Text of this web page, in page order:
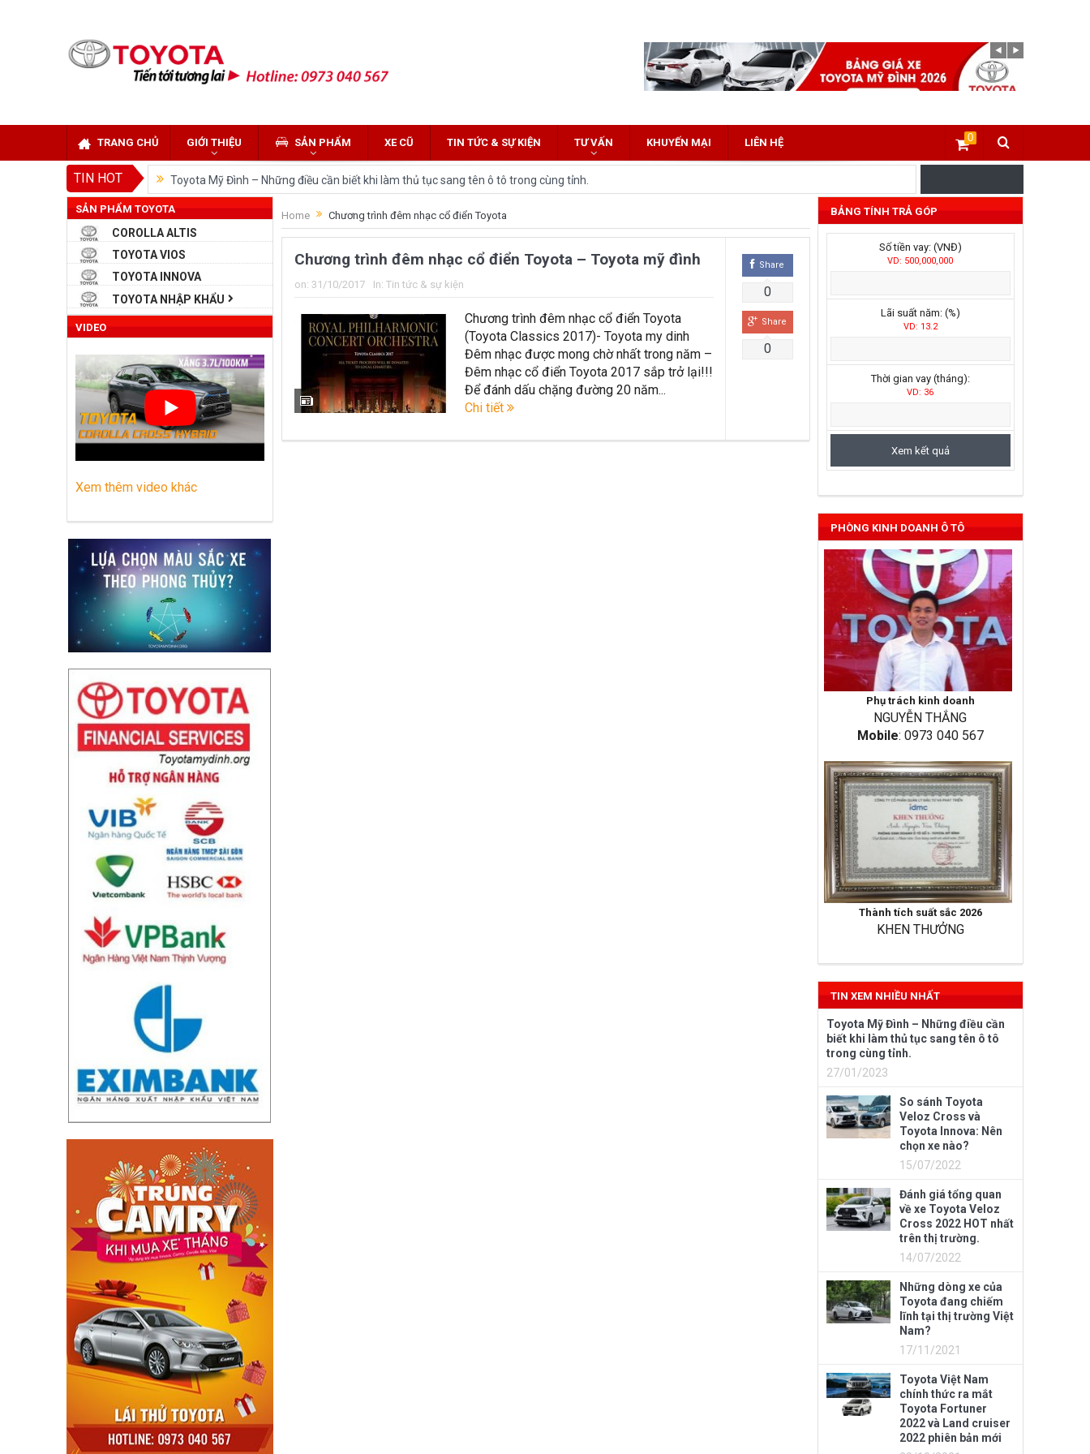
TRANG CHỦ GIỚI THIỆU SẢN PHẨM XE CŨ TIN TỨC & SỰ KIỆN TƯ VẤN KHUYẾN MẠI LIÊN HỆ 0
TIN HOT Toyota Mỹ Đình – Những điều cần biết khi làm thủ tục sang tên ô tô trong cùng tỉnh.
So sánh Toyota Veloz Cross và Toyota Innova: Nên chọn xe nào?
Đánh giá tổng quan về xe Toyota Veloz Cross 2022 HOT nhất trên thị trường.
Những dòng xe của Toyota đang chiếm lĩnh tại thị trường Việt Nam?
Toyota Việt Nam chính thức ra mắt Toyota Fortuner 2022 và Land cruiser 2022 phiên bản mới
Toyota Raize phân khúc SUV cỡ nhỏ mới hứa hẹn nhiều đột phá
“Bật mí” những thay đổi của Toyota Land Cruiser 2021 vừa được ra mắt tại Việt Nam
Những dòng xe Toyota đang phổ biến nhất trên thị trường Việt Nam hiện nay.
Lựa chọn Toyota Corolla Cross hay Mazda CX-5 trong phân khúc C – SUV?
Home Chương trình đêm nhạc cổ điển Toyota
Chương trình đêm nhạc cổ điển Toyota – Toyota mỹ đình
on: 31/10/2017 In: Tin tức & sự kiện
Chương trình đêm nhạc cổ điển Toyota
(Toyota Classics 2017)- Toyota my dinh
Đêm nhạc được mong chờ nhất trong năm –
Đêm nhạc cổ điển Toyota 2017 sắp trở lại!!!
Để đánh dấu chặng đường 20 năm...
Chi tiết
Share
0
Share
0
SẢN PHẨM TOYOTA
COROLLA ALTIS
TOYOTA VIOS
TOYOTA INNOVA
TOYOTA NHẬP KHẨU
VIDEO
Xem thêm video khác
BẢNG TÍNH TRẢ GÓP
Số tiền vay: (VNĐ)
VD: 500,000,000
Lãi suất năm: (%)
VD: 13.2
Thời gian vay (tháng):
VD: 36
PHÒNG KINH DOANH Ô TÔ
Phụ trách kinh doanh
NGUYỄN THẮNG
Mobile: 0973 040 567
Thành tích suất sắc 2026
KHEN THƯỞNG
TIN XEM NHIỀU NHẤT
Toyota Mỹ Đình – Những điều cần
biết khi làm thủ tục sang tên ô tô
trong cùng tỉnh.
27/01/2023
So sánh Toyota
Veloz Cross và
Toyota Innova: Nên
chọn xe nào?
15/07/2022
Đánh giá tổng quan
về xe Toyota Veloz
Cross 2022 HOT nhất
trên thị trường.
14/07/2022
Những dòng xe của
Toyota đang chiếm
lĩnh tại thị trường Việt
Nam?
17/11/2021
Toyota Việt Nam
chính thức ra mắt
Toyota Fortuner
2022 và Land cruiser
2022 phiên bản mới